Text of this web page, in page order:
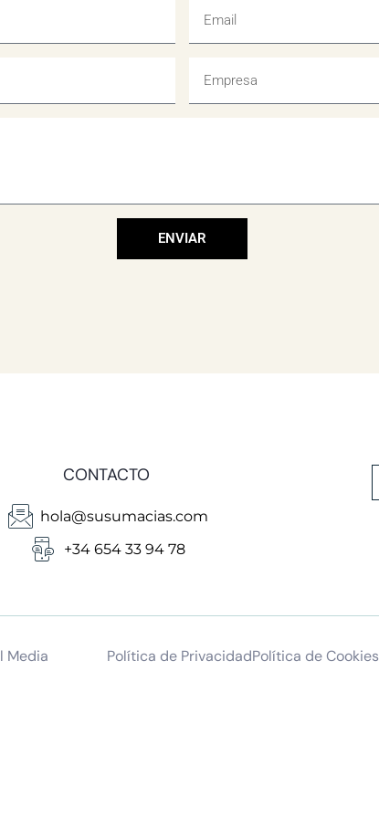
ENVIAR
CONTACTO
hola@susumacias.com
+34 654 33 94 78
Media Política de PrivacidadPolítica de Cookies